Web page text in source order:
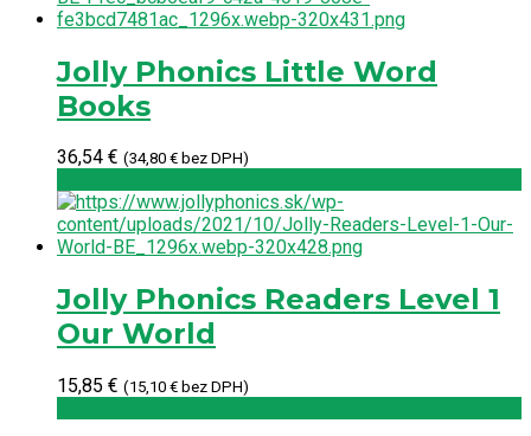
Jolly Phonics Little Word
Books
36,54 € (34,80 € bez DPH)
Jolly Phonics Readers Level 1
Our World
15,85 € (15,10 € bez DPH)